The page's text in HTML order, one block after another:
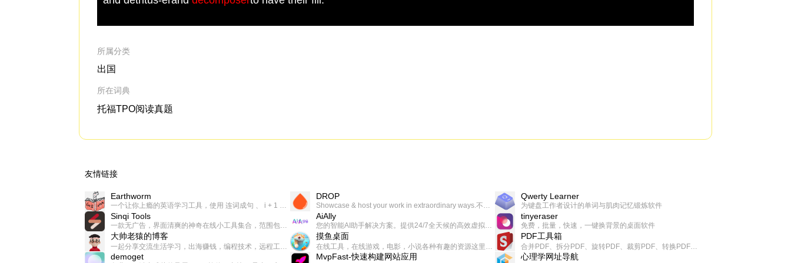
所属分类
出国
所在词典
托福TPO阅读真题
友情链接
Earthworm
一个让你上瘾的英语学习工具，使用 连词成句 、 i + 1 、 以终为始等学习理论来帮助你习得英语，通过不断的重复形成肌肉记忆，最重要的是 游戏化 的形式让学习英语从此不再痛苦
DROP
Showcase & host your work in extraordinary ways.不限速文件分享，托管，建站平台
Qwerty Learner
为键盘工作者设计的单词与肌肉记忆锻炼软件
Sinqi Tools
一款无广告，界面清爽的神奇在线小工具集合，范围包括但不限于：开发，设计，日常生活等
AiAlly
您的智能AI助手解决方案。提供24/7全天候的高效虚拟员工服务，助力个人和组织提升生产力、激发创新潜能。
tinyeraser
免费，批量，快速，一键换背景的桌面软件
大帅老猿的博客
一起分享交流生活学习，出海赚钱，编程技术，远程工作，优秀产品等相关话题。希望大家都能有所收获。
摸鱼桌面
在线工具，在线游戏，电影，小说各种有趣的资源这里都有
PDF工具箱
合并PDF、拆分PDF、旋转PDF、裁剪PDF、转换PDF、加密PDF、解密PDF、PDF加水印等多种PDF处理功能
demoget MvpFast-快速构建网站应用 心理学网址导航